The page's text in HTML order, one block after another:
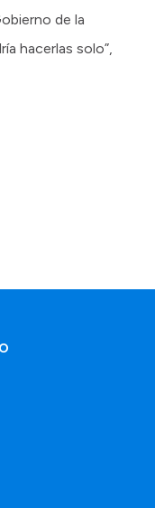
de la
hacerlas solo”,